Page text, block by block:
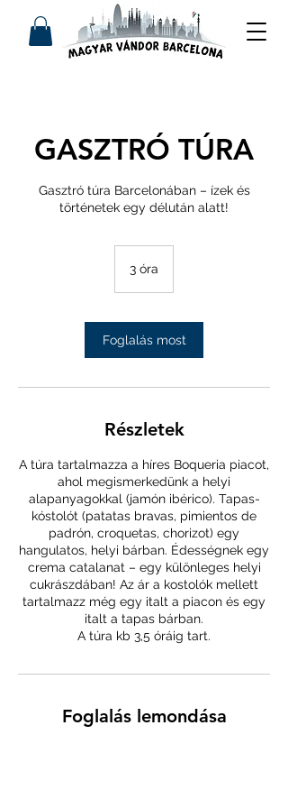
GASZTRÓ TÚRA
Gasztró túra Barcelonában – ízek és
történetek egy délután alatt!
3 óra
a
Foglalás most
Részletek
A túra tartalmazza a híres Boqueria piacot,
ahol megismerkedünk a helyi
alapanyagokkal (jamón ibérico). Tapas-
kóstolót (patatas bravas, pimientos de
padrón, croquetas, chorizot) egy
hangulatos, helyi bárban. Édességnek egy
crema catalanat – egy különleges helyi
cukrászdában! Az ár a kostolók mellett
tartalmazz még egy italt a piacon és egy
italt a tapas bárban.
A túra kb 3,5 óráig tart.
Foglalás lemondása